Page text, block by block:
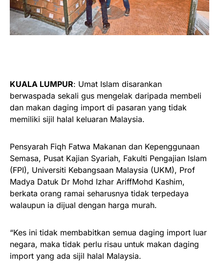
KUALA LUMPUR: Umat Islam disarankan
berwaspada sekali gus mengelak daripada membeli
dan makan daging import di pasaran yang tidak
memiliki sijil halal keluaran Malaysia.
Pensyarah Fiqh Fatwa Makanan dan Kepenggunaan
Semasa, Pusat Kajian Syariah, Fakulti Pengajian Islam
(FPI), Universiti Kebangsaan Malaysia (UKM), Prof
Madya Datuk Dr Mohd Izhar AriffMohd Kashim,
berkata orang ramai seharusnya tidak terpedaya
walaupun ia dijual dengan harga murah.
“Kes ini tidak membabitkan semua daging import luar
negara, maka tidak perlu risau untuk makan daging
import yang ada sijil halal Malaysia.